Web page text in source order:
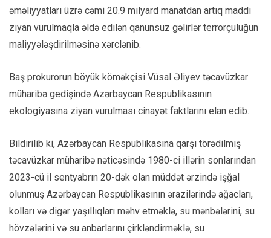
əməliyyatları üzrə cəmi 20.9 milyard manatdan artıq maddi
ziyan vurulmaqla əldə edilən qanunsuz gəlirlər terrorçuluğun
maliyyələşdirilməsinə xərclənib.
Baş prokurorun böyük köməkçisi Vüsal Əliyev təcavüzkar
müharibə gedişində Azərbaycan Respublikasının
ekologiyasına ziyan vurulması cinayət faktlarını elan edib.
Bildirilib ki, Azərbaycan Respublikasına qarşı törədilmiş
təcavüzkar müharibə nəticəsində 1980-ci illərin sonlarından
2023-cü il sentyabrın 20-dək olan müddət ərzində işğal
olunmuş Azərbaycan Respublikasının ərazilərində ağacları,
kolları və digər yaşıllıqları məhv etməklə, su mənbələrini, su
hövzələrini və su anbarlarını çirkləndirməklə, su